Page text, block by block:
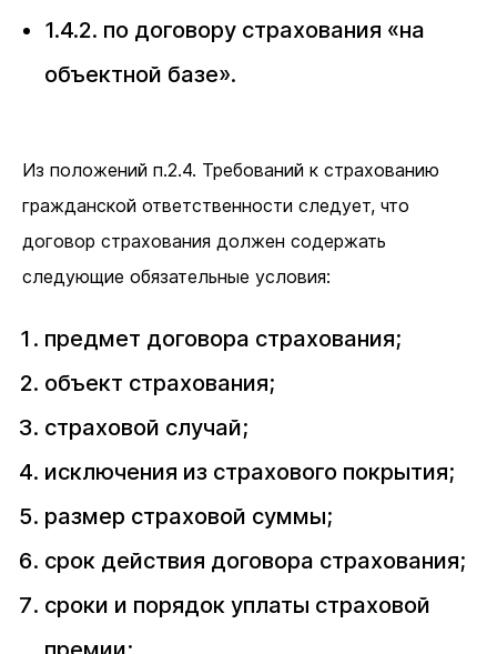
1.4.2. по договору страхования «на
объектной базе».
Из положений п.2.4. Требований к страхованию
гражданской ответственности следует, что
договор страхования должен содержать
следующие обязательные условия:
предмет договора страхования;
объект страхования;
страховой случай;
исключения из страхового покрытия;
размер страховой суммы;
срок действия договора страхования;
сроки и порядок уплаты страховой